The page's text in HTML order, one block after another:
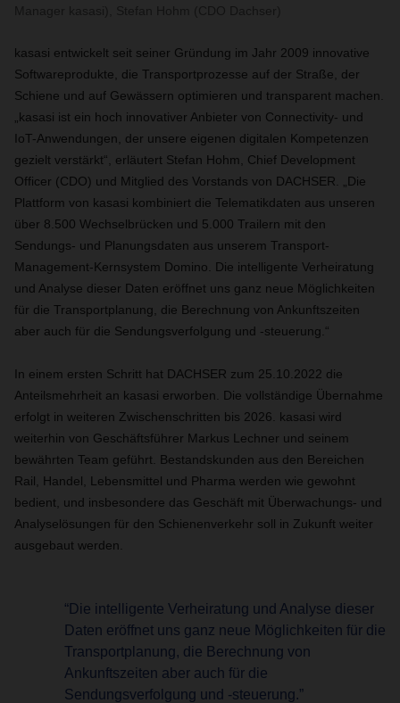
kasasi entwickelt seit seiner Gründung im Jahr 2009 innovative
Softwareprodukte, die Transportprozesse auf der Straße, der
Schiene und auf Gewässern optimieren und transparent machen.
„kasasi ist ein hoch innovativer Anbieter von Connectivity- und
IoT-Anwendungen, der unsere eigenen digitalen Kompetenzen
gezielt verstärkt“, erläutert Stefan Hohm, Chief Development
Officer (CDO) und Mitglied des Vorstands von DACHSER. „Die
Plattform von kasasi kombiniert die Telematikdaten aus unseren
über 8.500 Wechselbrücken und 5.000 Trailern mit den
Sendungs- und Planungsdaten aus unserem Transport-
Management-Kernsystem Domino. Die intelligente Verheiratung
und Analyse dieser Daten eröffnet uns ganz neue Möglichkeiten
für die Transportplanung, die Berechnung von Ankunftszeiten
aber auch für die Sendungsverfolgung und -steuerung.“
In einem ersten Schritt hat DACHSER zum 25.10.2022 die
Anteilsmehrheit an kasasi erworben. Die vollständige Übernahme
erfolgt in weiteren Zwischenschritten bis 2026. kasasi wird
weiterhin von Geschäftsführer Markus Lechner und seinem
bewährten Team geführt. Bestandskunden aus den Bereichen
Rail, Handel, Lebensmittel und Pharma werden wie gewohnt
bedient, und insbesondere das Geschäft mit Überwachungs- und
Analyselösungen für den Schienenverkehr soll in Zukunft weiter
ausgebaut werden.
“Die intelligente Verheiratung und Analyse dieser
Daten eröffnet uns ganz neue Möglichkeiten für die
Transportplanung, die Berechnung von
Ankunftszeiten aber auch für die
Sendungsverfolgung und -steuerung.”